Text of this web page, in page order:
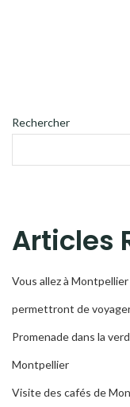
Rechercher
Articles
Vous allez à
permettront de
Promenade dans la
Montpellier
Visite des cafés de